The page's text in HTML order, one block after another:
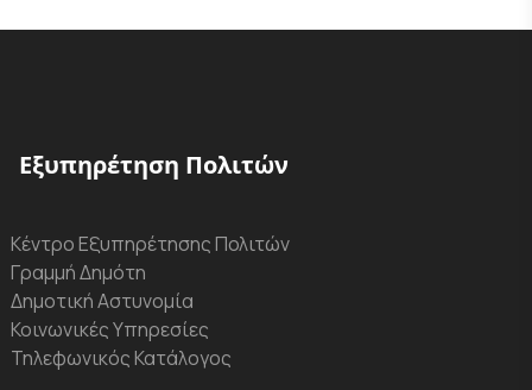
Εξυπηρέτηση Πολιτών
Κέντρο Εξυπηρέτησης Πολιτών
Γραμμή Δημότη
Δημοτική Αστυνομία
Κοινωνικές Υπηρεσίες
Τηλεφωνικός Κατάλογος